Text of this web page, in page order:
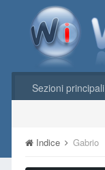
Sezioni principali
Indice Gabrio